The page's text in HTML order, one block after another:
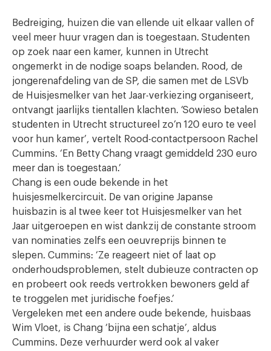
Bedreiging, huizen die van ellende uit elkaar vallen of
veel meer huur vragen dan is toegestaan. Studenten
op zoek naar een kamer, kunnen in Utrecht
ongemerkt in de nodige soaps belanden. Rood, de
jongerenafdeling van de SP, die samen met de LSVb
de Huisjesmelker van het Jaar-verkiezing organiseert,
ontvangt jaarlijks tientallen klachten. ‘Sowieso betalen
studenten in Utrecht structureel zo’n 120 euro te veel
voor hun kamer’, vertelt Rood-contactpersoon Rachel
Cummins. ‘En Betty Chang vraagt gemiddeld 230 euro
meer dan is toegestaan.’
Chang is een oude bekende in het
huisjesmelkercircuit. De van origine Japanse
huisbazin is al twee keer tot Huisjesmelker van het
Jaar uitgeroepen en wist dankzij de constante stroom
van nominaties zelfs een oeuvreprijs binnen te
slepen. Cummins: ‘Ze reageert niet of laat op
onderhoudsproblemen, stelt dubieuze contracten op
en probeert ook reeds vertrokken bewoners geld af
te troggelen met juridische foefjes.’
Vergeleken met een andere oude bekende, huisbaas
Wim Vloet, is Chang ‘bijna een schatje’, aldus
Cummins. Deze verhuurder werd ook al vaker